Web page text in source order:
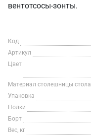
вентотсосы-зонты.
Код
Артикул
Цвет
Материал столешницы стола
Упаковка
Полки
Борт
Вес, кг